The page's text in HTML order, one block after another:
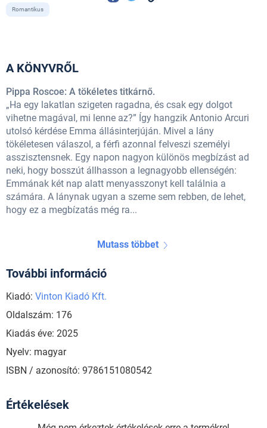
Romantikus
A KÖNYVRŐL
Pippa Roscoe: A tökéletes titkárnő.
„Ha egy lakatlan szigeten ragadna, és csak egy dolgot
vihetne magával, mi lenne az?” Így hangzik Antonio Arcuri
utolsó kérdése Emma állásinterjúján. Mivel a lány
tökéletesen válaszol, a férfi azonnal felveszi személyi
asszisztensnek. Egy napon nagyon különös megbízást ad
neki, hogy bosszút állhasson a legnagyobb ellenségén:
Emmának két nap alatt menyasszonyt kell találnia a
számára. A lánynak ugyan a szeme sem rebben, de lehet,
hogy ez a megbízatás még ra...
Mutass többet
További információ
Kiadó: Vinton Kiadó Kft.
Oldalszám: 176
Kiadás éve: 2025
Nyelv: magyar
ISBN / azonosító: 9786151080542
Értékelések